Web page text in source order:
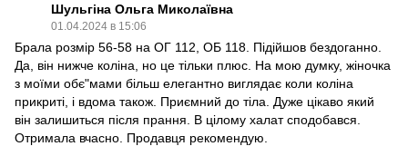
Шульгіна Ольга Миколаївна
01.04.2024 в 15:06
Брала розмір 56-58 на ОГ 112, ОБ 118. Підійшов бездоганно.
Да, він нижче коліна, но це тільки плюс. На мою думку, жіночка
з моїми обє"мами більш елегантно виглядає коли коліна
прикриті, і вдома також. Приємний до тіла. Дуже цікаво який
він залишиться після прання. В цілому халат сподобався.
Отримала вчасно. Продавця рекомендую.